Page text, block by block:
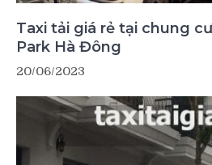
Taxi tải giá rẻ tại chung
Park Hà Đông
20/06/2023